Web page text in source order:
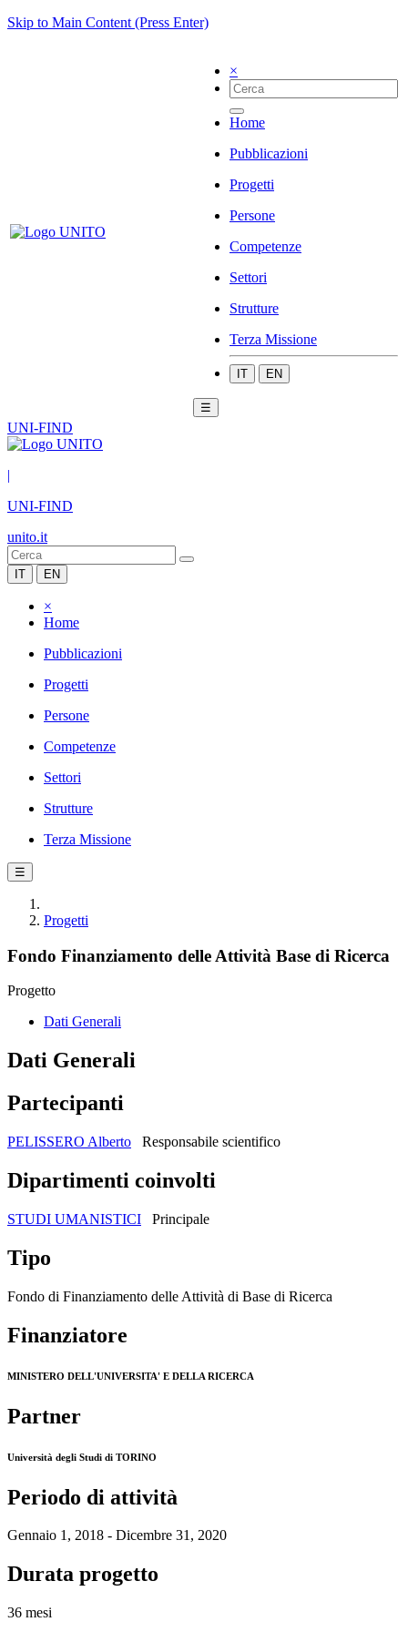
Skip to Main Content (Press Enter)
×
Home
Pubblicazioni
Progetti
Persone
Competenze
Settori
Strutture
Terza Missione
IT EN
☰
UNI-FIND
|
UNI-FIND
unito.it
IT EN
×
Home
Pubblicazioni
Progetti
Persone
Competenze
Settori
Strutture
Terza Missione
☰
Progetti
Fondo Finanziamento delle Attività Base di Ricerca
Progetto
Dati Generali
Dati Generali
Partecipanti
PELISSERO Alberto Responsabile scientifico
Dipartimenti coinvolti
STUDI UMANISTICI Principale
Tipo
Fondo di Finanziamento delle Attività di Base di Ricerca
Finanziatore
MINISTERO DELL'UNIVERSITA' E DELLA RICERCA
Partner
Università degli Studi di TORINO
Periodo di attività
Gennaio 1, 2018 - Dicembre 31, 2020
Durata progetto
36 mesi